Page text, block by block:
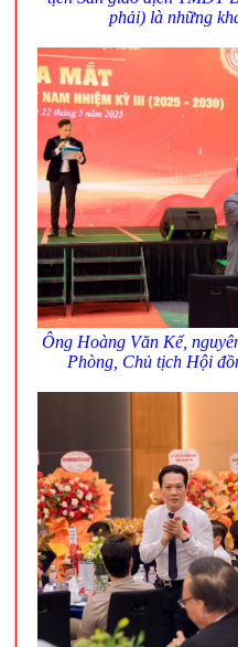
phải) là những
Ông Hoàng Văn Kể,
Phòng, Chủ tịch Hội